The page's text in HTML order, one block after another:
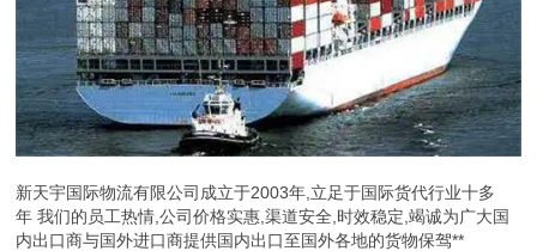
新天宇国际物流有限公司成立于2003年,立足于国际货代行业十多
年 我们的员工热情,公司价格实惠,渠道安全,时效稳定,竭诚为广大国
内出口商与国外进口商提供国内出口至国外各地的货物保驾**